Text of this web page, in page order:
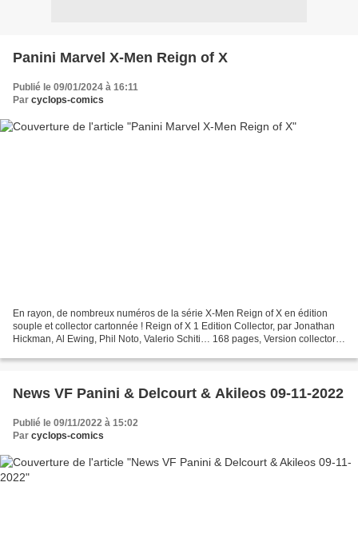
Panini Marvel X-Men Reign of X
Publié le 09/01/2024 à 16:11
Par cyclops-comics
En rayon, de nombreux numéros de la série X-Men Reign of X en édition
souple et collector cartonnée ! Reign of X 1 Edition Collector, par Jonathan
Hickman, Al Ewing, Phil Noto, Valerio Schiti… 168 pages, Version collector,
News VF Panini & Delcourt & Akileos 09-11-2022
Publié le 09/11/2022 à 15:02
Par cyclops-comics